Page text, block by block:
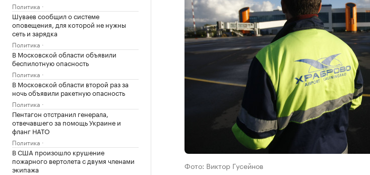
Политика
Шуваев сообщил о системе
оповещения, для которой не нужны
сеть и зарядка
Политика
В Московской области объявили
беспилотную опасность
Политика
В Московской области второй раз за
ночь объявили ракетную опасность
Политика
Пентагон отстранил генерала,
отвечавшего за помощь Украине и
фланг НАТО
Политика
В США произошло крушение
пожарного вертолета с двумя членами
экипажа
Фото: Виктор Гусейнов